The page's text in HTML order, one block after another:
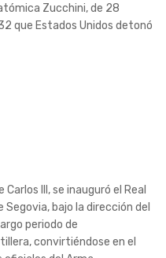
Zucchini, de 28
que Estados Unidos detonó
III, se inauguró el Real
Segovia, bajo la dirección del
periodo de
convirtiéndose en el